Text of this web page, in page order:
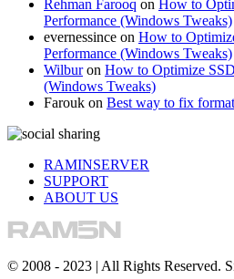
Rehman Farooq on How to
Performance (Windows Tweaks)
evernessince on How to
Performance (Windows Tweaks)
Wilburon How to Optimize
(Windows Tweaks)
Farouk on Best way to fix
RAMINSERVER
SUPPORT
ABOUT US
© 2008 - 2023 | All Rights Reserved.